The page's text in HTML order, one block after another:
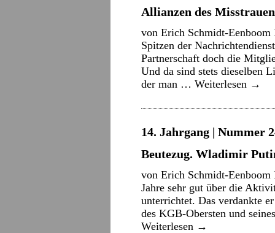
Allianzen des
von Erich Schmidt-Eenboom
Spitzen der
Partnerschaft doch die
Und da sind stets dieselben
der man … Weiterlesen →
14. Jahrgang | Nummer
Beutezug. Wladimir
von Erich Schmidt-
Jahre sehr gut über die
unterrichtet. Das verdankte
des KGB-Obersten und
Weiterlesen →